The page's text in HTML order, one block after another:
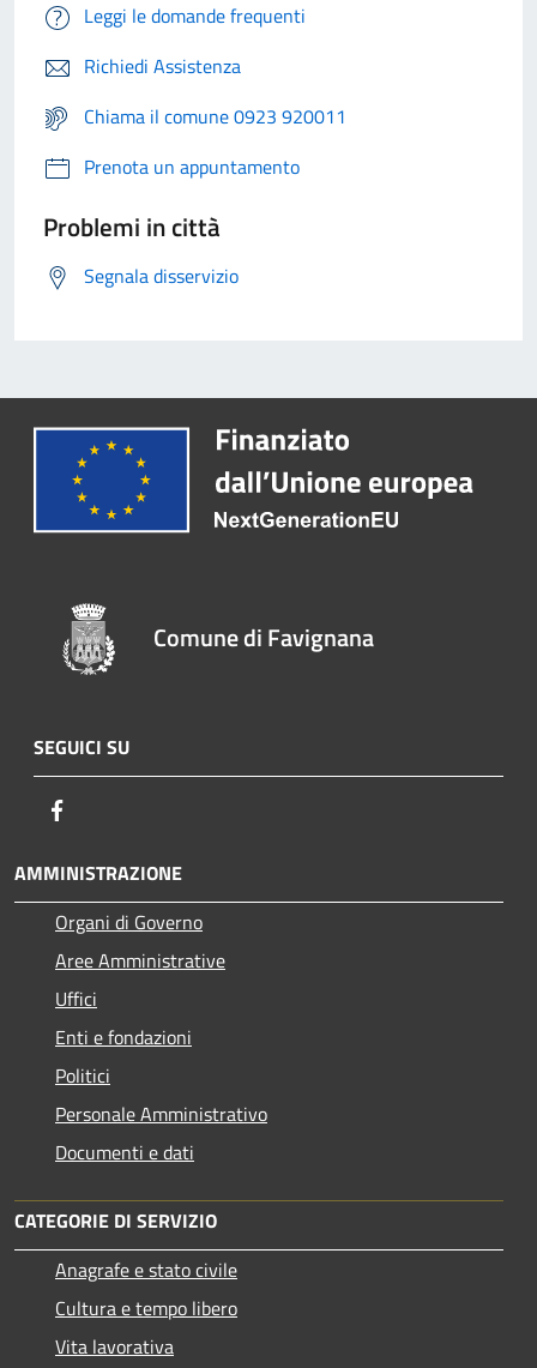
Leggi le domande frequenti
Richiedi Assistenza
Chiama il comune 0923 920011
Prenota un appuntamento
Problemi in città
Segnala disservizio
Comune di Favignana
SEGUICI SU
AMMINISTRAZIONE
Organi di Governo
Aree Amministrative
Uffici
Enti e fondazioni
Politici
Personale Amministrativo
Documenti e dati
CATEGORIE DI SERVIZIO
Anagrafe e stato civile
Cultura e tempo libero
Vita lavorativa